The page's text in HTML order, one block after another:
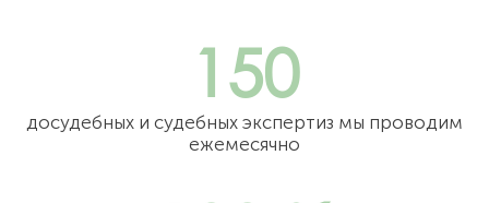
150
досудебных и судебных экспертиз мы проводим
ежемесячно